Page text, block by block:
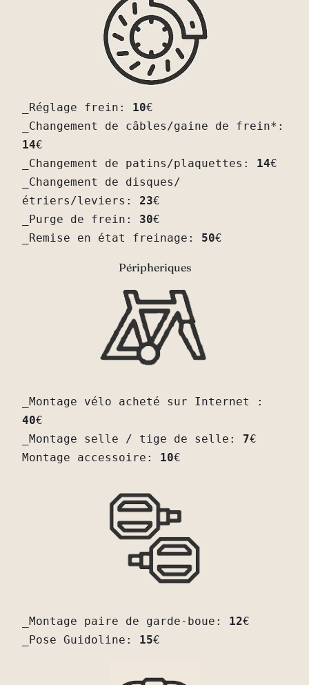
_Réglage frein: 10€
14€
_Changement de patins/plaquettes: 14€
_Changement de disques/
étriers/leviers: 23€
_Purge de frein: 30€
_Remise en état freinage: 50€
Péripheriques
40€
_Montage selle / tige de selle: 7€
Montage accessoire: 10€
_Montage paire de garde-boue: 12€
_Pose Guidoline: 15€